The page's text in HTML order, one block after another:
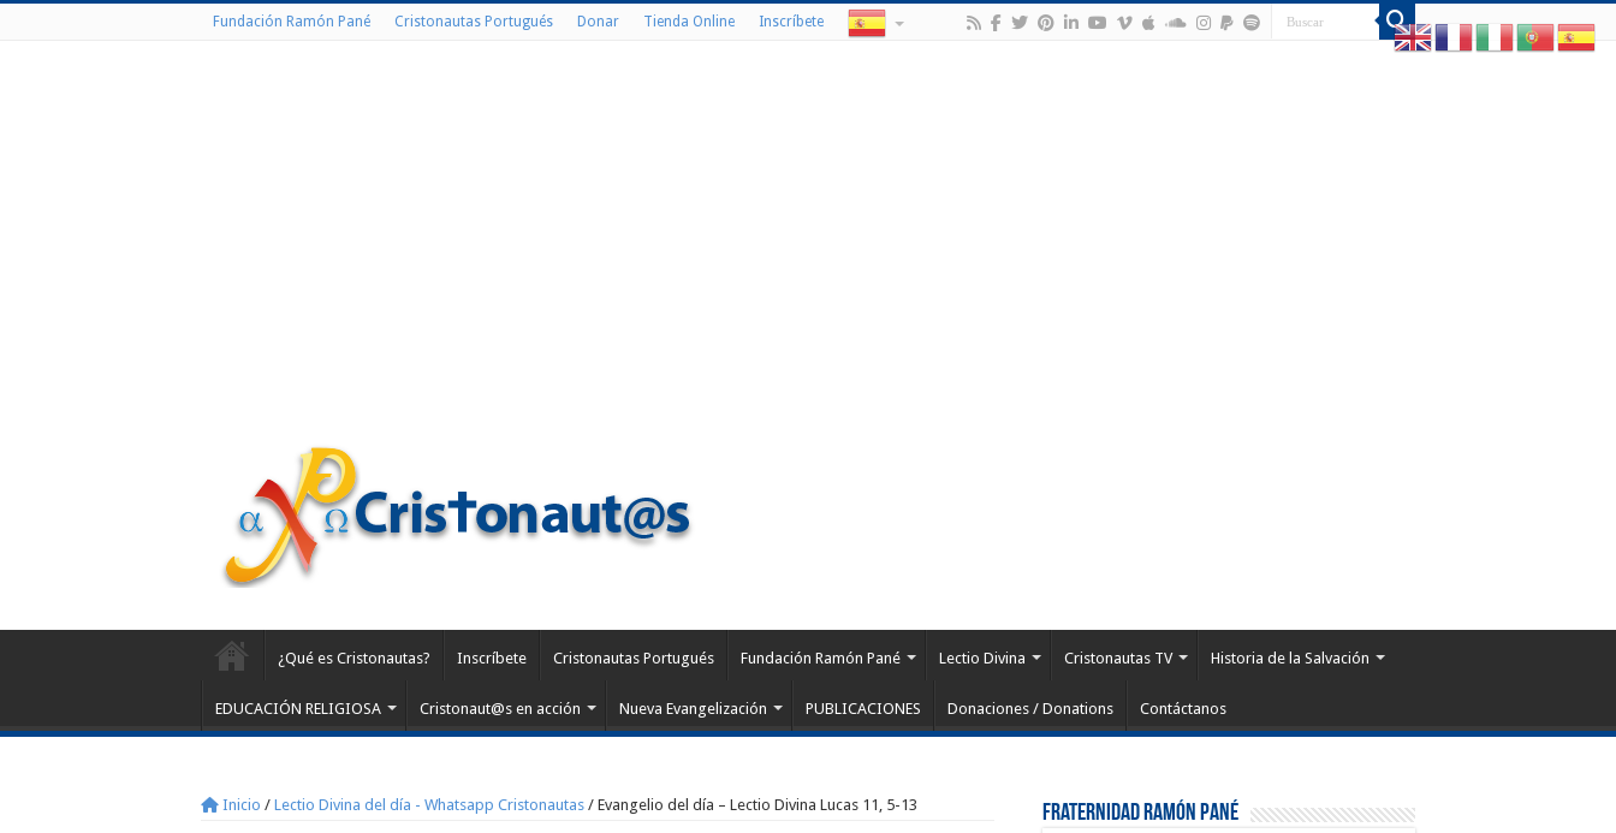
Fundación Ramón Pané Cristonautas Portugués Donar Tienda Online Inscríbete
¿Qué es Cristonautas? Inscríbete Cristonautas Portugués Fundación Ramón Pané Lectio Divina Cristonautas TV Historia de la Salvación
EDUCACIÓN RELIGIOSA Cristonaut@s en acción Nueva Evangelización PUBLICACIONES Donaciones / Donations Contáctanos
Inicio / Lectio Divina del día - Whatsapp Cristonautas / Evangelio del día – Lectio Divina Lucas 11, 5-13 Fraternidad Ramón Pané